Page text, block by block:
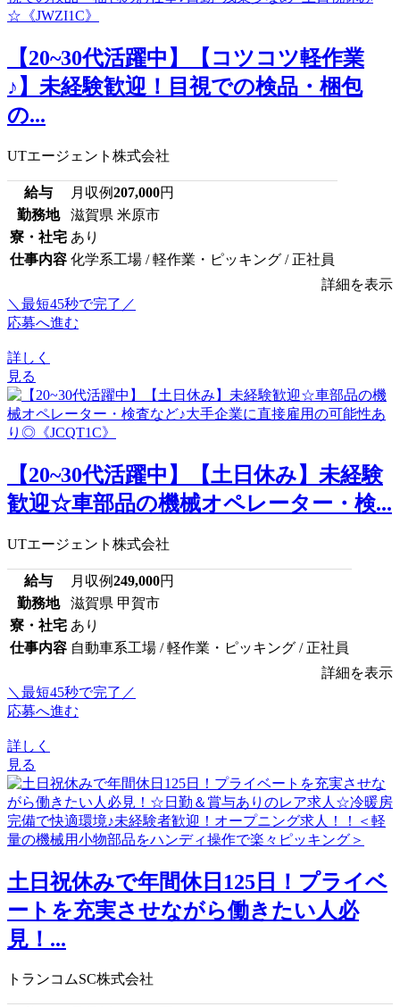
【20~30代活躍中】【コツコツ軽作業
♪】未経験歓迎！目視での検品・梱包
の...
UTエージェント株式会社
給与 月収例207,000円
勤務地
滋賀県 米原市
寮・社宅 あり
仕事内容 化学系工場 / 軽作業・ピッキング / 正社員
詳細を表示
＼最短45秒で完了／
応募へ進む
詳しく
見る
【20~30代活躍中】【土日休み】未経験
歓迎☆車部品の機械オペレーター・検...
UTエージェント株式会社
給与 月収例249,000円
勤務地
滋賀県 甲賀市
寮・社宅 あり
仕事内容 自動車系工場 / 軽作業・ピッキング / 正社員
詳細を表示
＼最短45秒で完了／
応募へ進む
詳しく
見る
土日祝休みで年間休日125日！プライベ
ートを充実させながら働きたい人必
見！...
トランコムSC株式会社